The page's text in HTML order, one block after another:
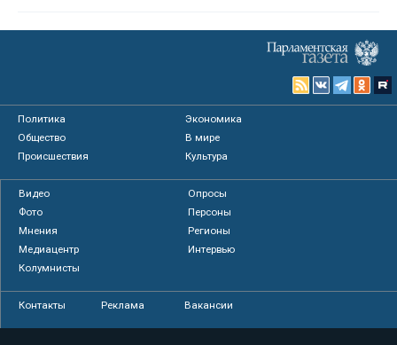
Политика
Экономика
Общество
В мире
Происшествия
Культура
Видео
Опросы
Фото
Персоны
Мнения
Регионы
Медиацентр
Интервью
Колумнисты
Контакты Реклама Вакансии